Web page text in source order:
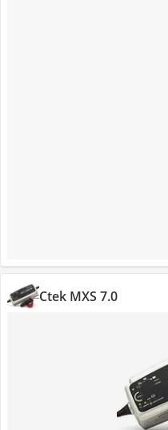
Ctek MXS 7.0